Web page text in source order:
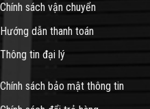
Chính sách vận chuyển
Hướng dẫn thanh toán
Thông tin đại lý
Chính sách bảo mật thông tin